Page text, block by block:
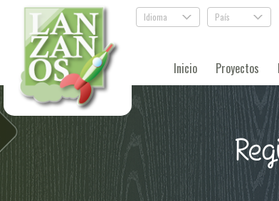
Idioma . País .
Inicio Proyectos